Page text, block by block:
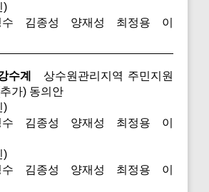
)
김종성 양재성 최정용 이
수계
상수원관리지역 주민지원
가) 동의안
)
김종성 양재성 최정용 이
)
김종성 양재성 최정용 이